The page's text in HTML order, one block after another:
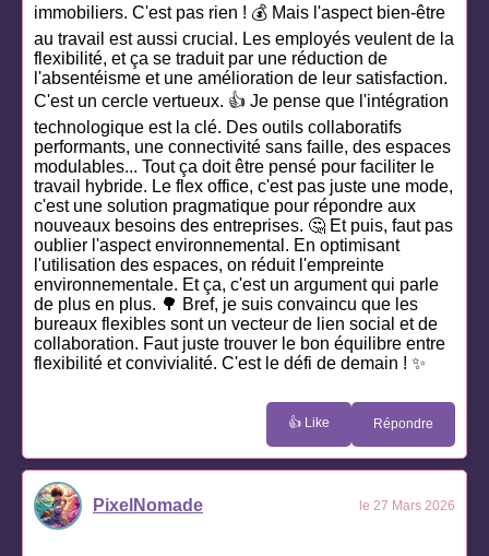
immobiliers. C'est pas rien ! 💰 Mais l'aspect bien-être
au travail est aussi crucial. Les employés veulent de la
flexibilité, et ça se traduit par une réduction de
l'absentéisme et une amélioration de leur satisfaction.
C'est un cercle vertueux. 👍 Je pense que l'intégration
technologique est la clé. Des outils collaboratifs
performants, une connectivité sans faille, des espaces
modulables... Tout ça doit être pensé pour faciliter le
travail hybride. Le flex office, c'est pas juste une mode,
c'est une solution pragmatique pour répondre aux
nouveaux besoins des entreprises. 🤔 Et puis, faut pas
oublier l'aspect environnemental. En optimisant
l'utilisation des espaces, on réduit l'empreinte
environnementale. Et ça, c'est un argument qui parle
de plus en plus. 🌳 Bref, je suis convaincu que les
bureaux flexibles sont un vecteur de lien social et de
collaboration. Faut juste trouver le bon équilibre entre
flexibilité et convivialité. C'est le défi de demain ! ✨
👍 Like Répondre
PixelNomade le 27 Mars 2026